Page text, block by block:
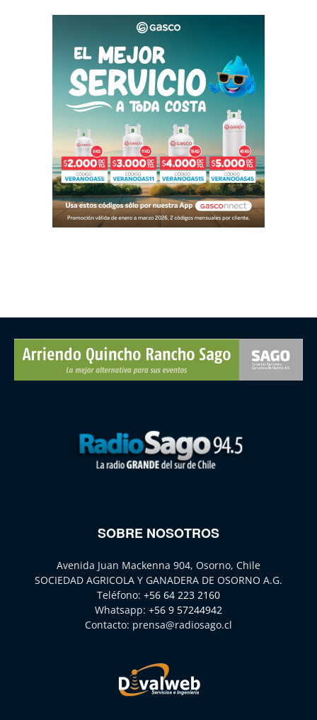
SOBRE NOSOTROS
Avenida Juan Mackenna 904, Osorno, Chile
SOCIEDAD AGRICOLA Y GANADERA DE OSORNO A.G.
Teléfono: +56 64 223 2160
Whatsapp: +56 9 57244942
Contacto: prensa@radiosago.cl